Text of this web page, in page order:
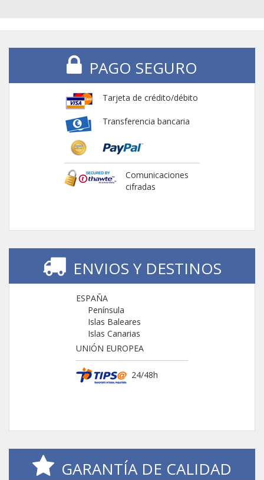
PAGO SEGURO
Tarjeta de crédito/débito
Transferencia bancaria
Comunicaciones
cifradas
ENVIOS Y DESTINOS
ESPAÑA
Península
Islas Baleares
Islas Canarias
UNIÓN EUROPEA
24/48h
GARANTÍA DE CALIDAD